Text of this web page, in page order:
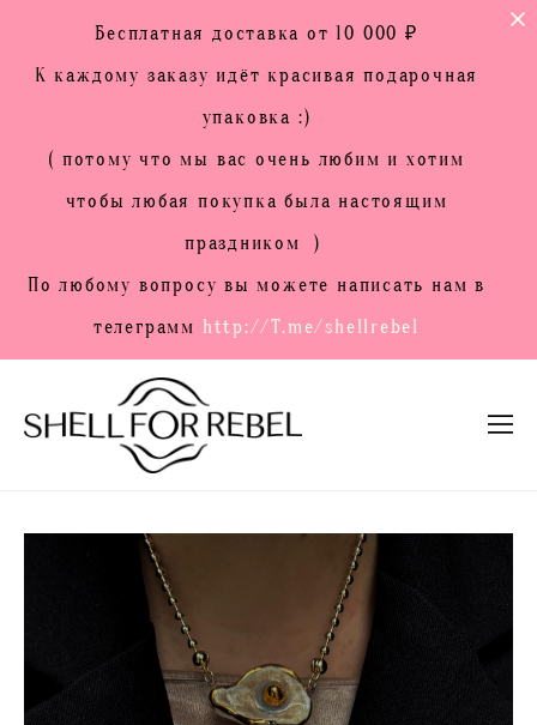
Бесплатная доставка от 10 000 ₽
К каждому заказу идёт красивая подарочная
упаковка :)
( потому что мы вас очень любим и хотим
чтобы любая покупка была настоящим
праздником )
По любому вопросу вы можете написать нам в
телеграмм
http://T.me/shellrebel